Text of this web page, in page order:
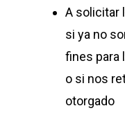
A solicitar
si ya no
fines para
o si nos
otorgado